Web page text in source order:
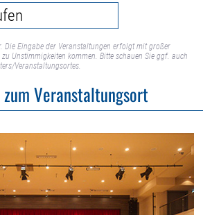
Die Eingabe der Veranstaltungen erfolgt mit großer
Unstimmigkeiten kommen. Bitte schauen Sie ggf. auch
Veranstaltungsortes.
Veranstaltungsort